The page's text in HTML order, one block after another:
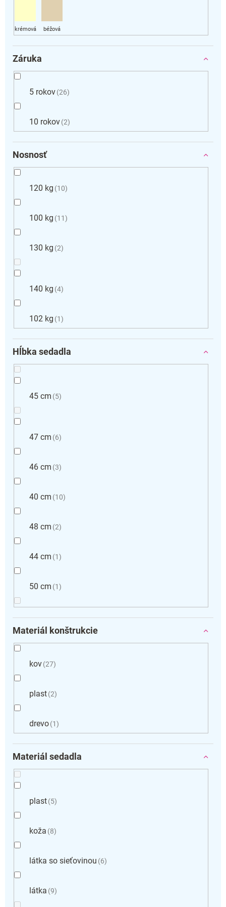
Záruka
5 rokov 26
10 rokov 2
Nosnosť
120 kg 10
100 kg 11
130 kg 2
140 kg 4
102 kg 1
Hĺbka sedadla
45 cm 5
47 cm 6
46 cm 3
40 cm 10
48 cm 2
44 cm 1
50 cm 1
Materiál konštrukcie
kov 27
plast 2
drevo 1
Materiál sedadla
plast 5
koža 8
látka so sieťovinou 6
látka 9